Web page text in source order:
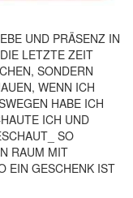
UND PRÄSENZ IN
LETZTE ZEIT
SONDERN
WENN ICH
HABE ICH
ICH UND
SO
RAUM MIT
EIN GESCHENK IST